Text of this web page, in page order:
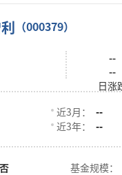
（000379）
--
--
日涨
近3月：
--
近3年：
--
否
基金规模：